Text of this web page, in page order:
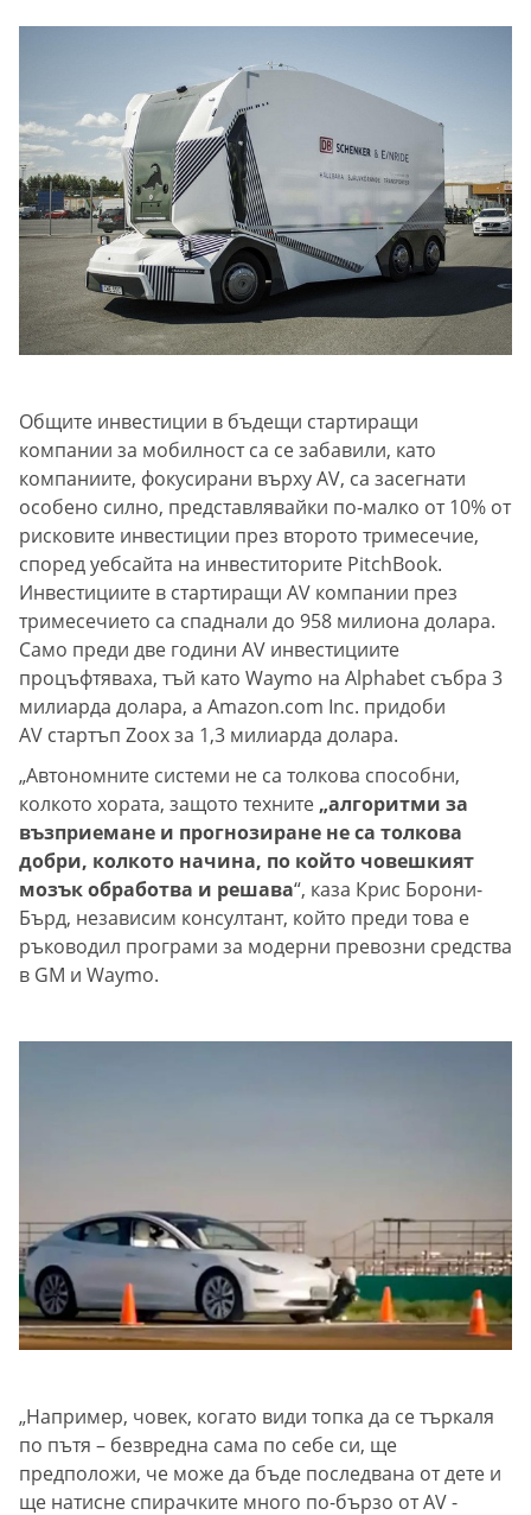
Общите инвестиции в бъдещи стартиращи
компании за мобилност са се забавили, като
компаниите, фокусирани върху AV, са засегнати
особено силно, представлявайки по-малко от 10% от
рисковите инвестиции през второто тримесечие,
според уебсайта на инвеститорите PitchBook.
Инвестициите в стартиращи AV компании през
тримесечието са спаднали до 958 милиона долара.
Само преди две години AV инвестициите
процъфтяваха, тъй като Waymo на Alphabet събра 3
милиарда долара, а Amazon.com Inc. придоби
AV стартъп Zoox за 1,3 милиарда долара.
„Автономните системи не са толкова способни,
колкото хората, защото техните „алгоритми за
възприемане и прогнозиране не са толкова
добри, колкото начина, по който човешкият
мозък обработва и решава“, каза Крис Борони-
Бърд, независим консултант, който преди това е
ръководил програми за модерни превозни средства
в GM и Waymo.
„Например, човек, когато види топка да се търкаля
по пътя – безвредна сама по себе си, ще
предположи, че може да бъде последвана от дете и
ще натисне спирачките много по-бързо от AV -